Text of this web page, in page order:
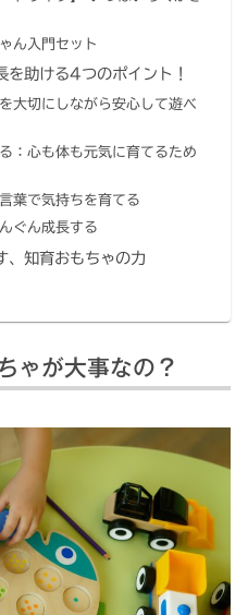
ん入門セット
助ける4つのポイント！
大切にしながら安心して遊べ
：心も体も元気に育てるため
葉で気持ちを育てる
ぐん成長する
、知育おもちゃの力
ゃが大事なの？